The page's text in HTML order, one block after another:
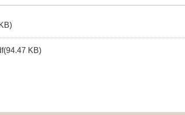
KB)